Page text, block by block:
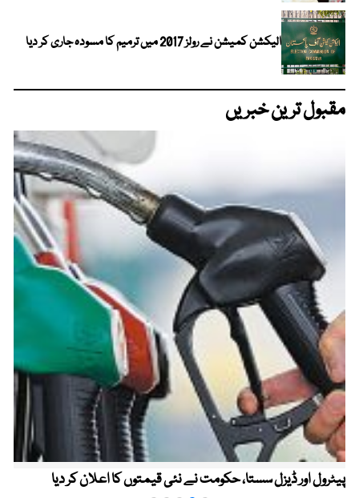
الیکشن کمیشن نے رولز 2017 میں ترمیم کا مسودہ جاری کر دیا
مقبول ترین خبریں
پیٹرول اور ڈیزل سستا، حکومت نے نئی قیمتوں کا اعلان کر دیا